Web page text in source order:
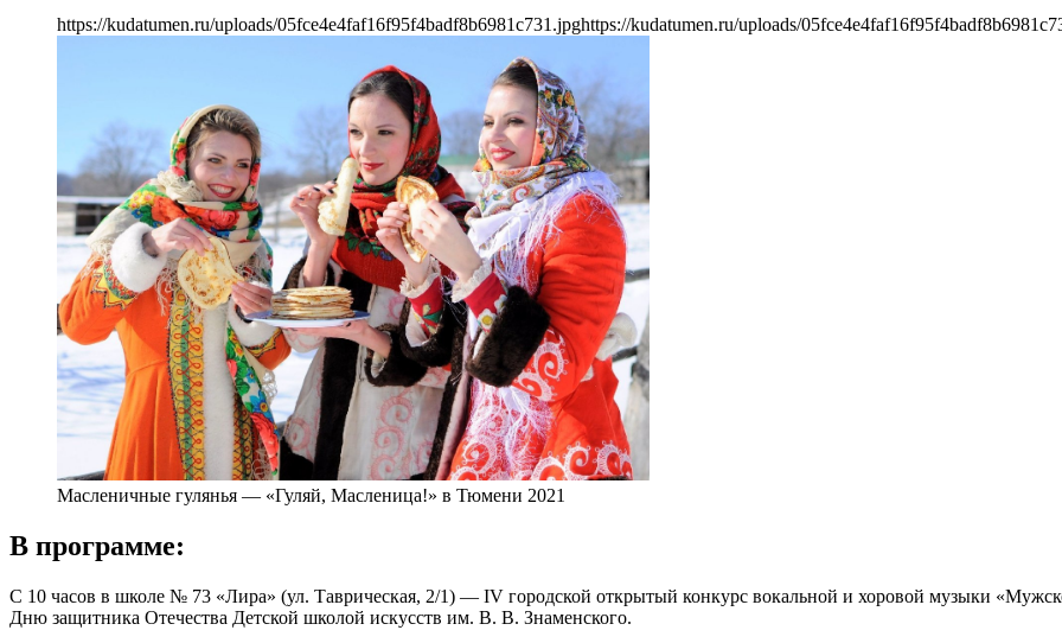
https://kudatumen.ru/uploads/05fce4e4faf16f95f4badf8b6981c731.jpghttps://kudatumen.ru/uploads/
Масленичные гулянья — «Гуляй, Масленица!» в Тюмени 2021
В программе:
С 10 часов в школе № 73 «Лира» (ул. Таврическая, 2/1) — IV городской открытый конкурс вокальной и хоровой музыки
Дню защитника Отечества Детской школой искусств им. В. В. Знаменского.